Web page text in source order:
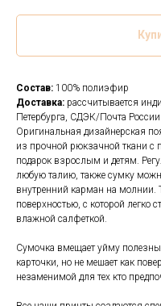
Состав: 100% полиэфир
Доставка: рассчитывается
Петербурга, СДЭК/Почта
Оригинальная дизайнерская
из прочной рюкзачной ткани с
подарок взрослым и детям.
любую талию, также сумку
внутренний карман на молнии.
поверхностью, с которой легко
влажной салфеткой.
Сумочка вмещает уйму
карточки, но не мешает как
незаменимой для тех кто